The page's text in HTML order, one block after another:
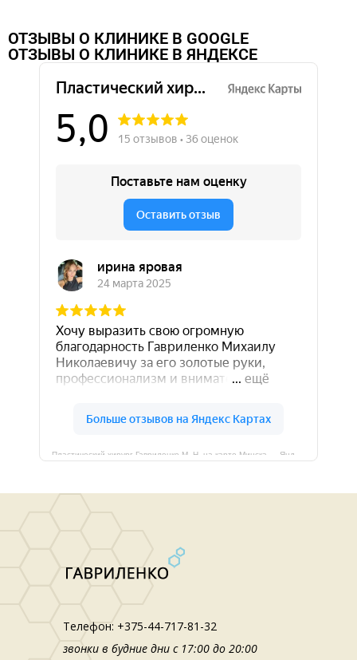
ОТЗЫВЫ О КЛИНИКЕ В GOOGLE
ОТЗЫВЫ О КЛИНИКЕ В ЯНДЕКСЕ
Телефон: +375-44-717-81-32
звонки в будние дни с 17:00 до 20:00